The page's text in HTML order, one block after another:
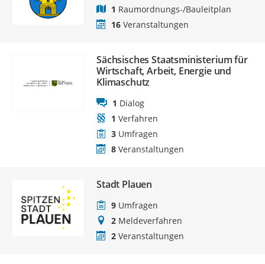
1 Raumordnungs-/Bauleitplan
16 Veranstaltungen
Sächsisches Staatsministerium für
Wirtschaft, Arbeit, Energie und
Klimaschutz
1 Dialog
1 Verfahren
3 Umfragen
8 Veranstaltungen
Stadt Plauen
9 Umfragen
2 Meldeverfahren
2 Veranstaltungen